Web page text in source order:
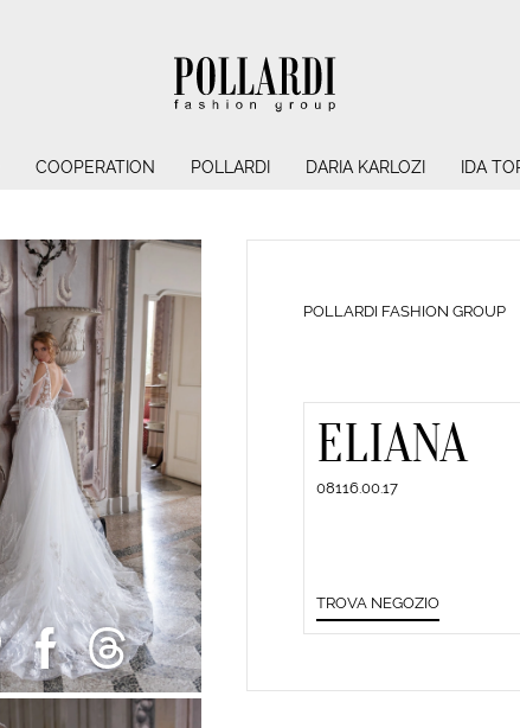
COOPERATION POLLARDI DARIA KARLOZI IDA
POLLARDI FASHION GROUP
ELIANA
08116.00.17
TROVA NEGOZIO